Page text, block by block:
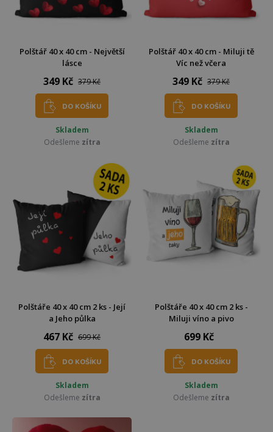
Polštář 40 x 40 cm - Největší
lásce
349 Kč 379 Kč
DO KOŠÍKU
Skladem
Odešleme zítra
Polštář 40 x 40 cm - Miluji tě
Víc než včera
349 Kč 379 Kč
DO KOŠÍKU
Skladem
Odešleme zítra
Polštáře 40 x 40 cm 2 ks - Její
a Jeho půlka
467 Kč 699 Kč
DO KOŠÍKU
Skladem
Odešleme zítra
Polštáře 40 x 40 cm 2 ks -
Miluji víno a pivo
699 Kč
DO KOŠÍKU
Skladem
Odešleme zítra